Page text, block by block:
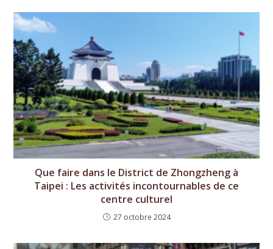
Que faire dans le District de Zhongzheng à
Taipei : Les activités incontournables de ce
centre culturel
27 octobre 2024